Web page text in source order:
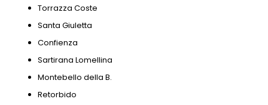
Torrazza Coste
Santa Giuletta
Confienza
Sartirana Lomellina
Montebello della B.
Retorbido